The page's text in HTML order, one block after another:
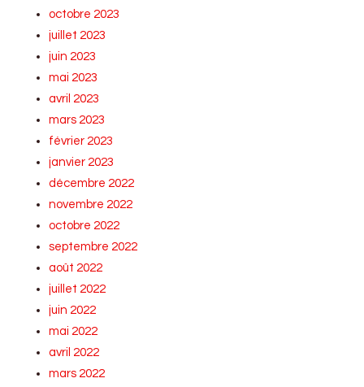
octobre 2023
juillet 2023
juin 2023
mai 2023
avril 2023
mars 2023
février 2023
janvier 2023
décembre 2022
novembre 2022
octobre 2022
septembre 2022
août 2022
juillet 2022
juin 2022
mai 2022
avril 2022
mars 2022